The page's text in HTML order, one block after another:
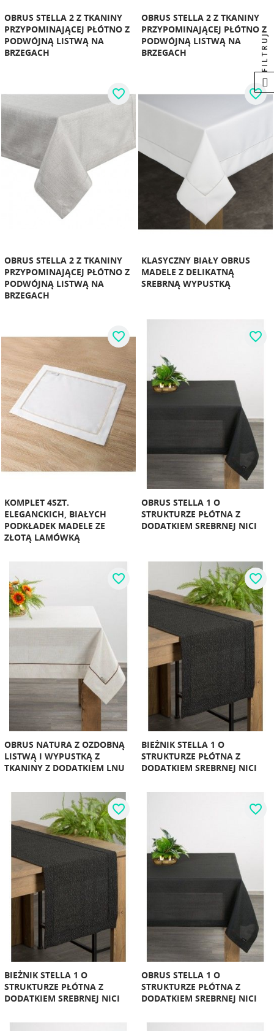
OBRUS STELLA 2 Z TKANINY
PRZYPOMINAJĄCEJ PŁÓTNO Z
PODWÓJNĄ LISTWĄ NA
BRZEGACH
OBRUS STELLA 2 Z TKANINY
PRZYPOMINAJĄCEJ PŁÓTNO Z
PODWÓJNĄ LISTWĄ NA
BRZEGACH
OBRUS STELLA 2 Z TKANINY
PRZYPOMINAJĄCEJ PŁÓTNO Z
PODWÓJNĄ LISTWĄ NA
BRZEGACH
favorite_border
KLASYCZNY BIAŁY OBRUS
MADELE Z DELIKATNĄ
SREBRNĄ WYPUSTKĄ
favorite_border
KOMPLET 4SZT.
ELEGANCKICH, BIAŁYCH
PODKŁADEK MADELE ZE
ZŁOTĄ LAMÓWKĄ
favorite_border
OBRUS STELLA 1 O
STRUKTURZE PŁÓTNA Z
DODATKIEM SREBRNEJ NICI
favorite_border
OBRUS NATURA Z OZDOBNĄ
LISTWĄ I WYPUSTKĄ Z
TKANINY Z DODATKIEM LNU
favorite_border
BIEŻNIK STELLA 1 O
STRUKTURZE PŁÓTNA Z
DODATKIEM SREBRNEJ NICI
favorite_border
BIEŻNIK STELLA 1 O
STRUKTURZE PŁÓTNA Z
DODATKIEM SREBRNEJ NICI
favorite_border
OBRUS STELLA 1 O
STRUKTURZE PŁÓTNA Z
DODATKIEM SREBRNEJ NICI
favorite_border
FILTRUJ